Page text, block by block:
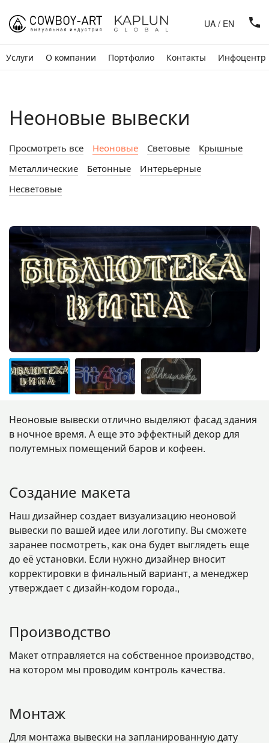
Услуги О компании Портфолио Контакты Инфоцентр
UA / EN
Неоновые вывески
Просмотреть все Неоновые Световые
Крышные
Металлические
Бетонные
Интерьерные
Несветовые
Неоновые вывески отлично выделяют фасад здания
в ночное время. А еще это эффектный декор для
полутемных помещений баров и кофеен.
Создание макета
Наш дизайнер создает визуализацию неоновой
вывески по вашей идее или логотипу. Вы сможете
заранее посмотреть, как она будет выглядеть еще
до её установки. Если нужно дизайнер вносит
корректировки в финальный вариант, а менеджер
утверждает с дизайн-кодом города.,
Производство
Макет отправляется на собственное производство,
на котором мы проводим контроль качества.
Монтаж
Для монтажа вывески на запланированную дату